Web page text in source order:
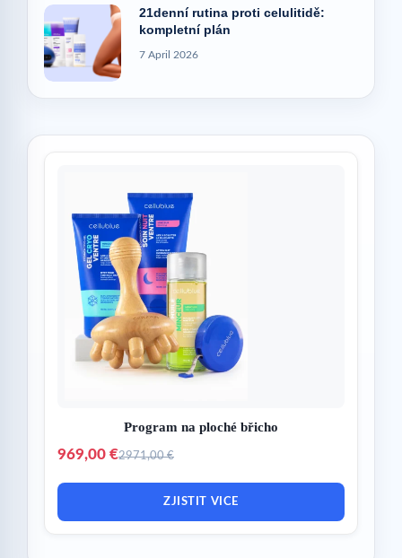
21denní rutina proti celulitidě:
kompletní plán
7 April 2026
Program na ploché břicho
969,00 €2971,00 €
ZJISTIT VICE